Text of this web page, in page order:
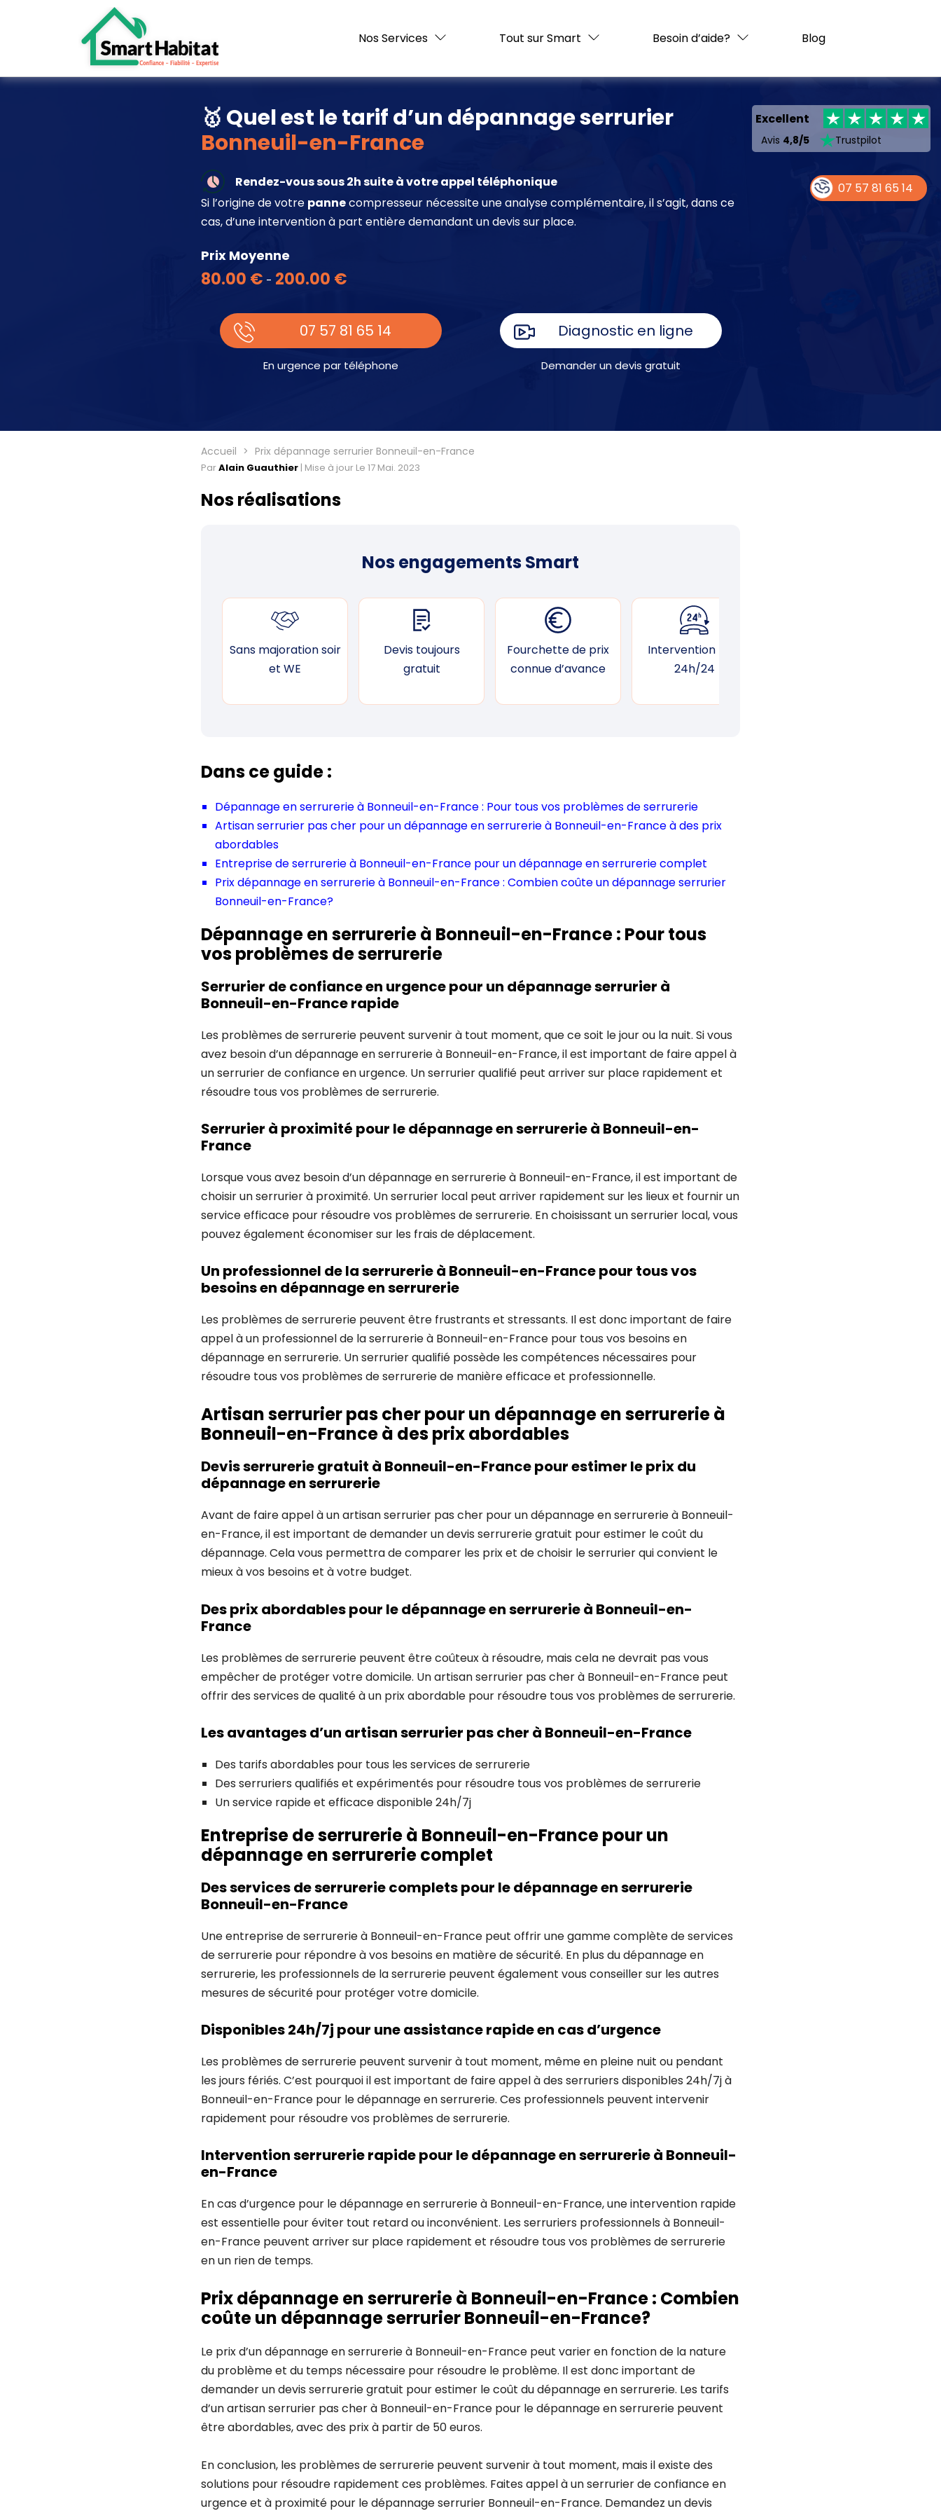
Nos Services Tout sur Smart Besoin d’aide? Blog
🥇 Quel est le tarif d’un dépannage serrurier
Bonneuil-en-France
Rendez-vous sous 2h suite à votre appel téléphonique
Si l’origine de votre pannecompresseur nécessite une analyse complémentaire, il s’agit, dans ce
cas, d’une intervention à part entière demandant un devis sur place.
Prix Moyenne
80.00 € - 200.00 €
07 57 81 65 14
En urgence par téléphone
Diagnostic en ligne
Demander un devis gratuit
Accueil Prix dépannage serrurier Bonneuil-en-France
ParAlain Guauthier | Mise à jour Le 17 Mai. 2023
Nos réalisations
Nos engagements Smart
Sans majoration soir
et WE
Devis toujours
gratuit
Fourchette de prix
connue d’avance
Intervention 7j/7,
24h/24
Dans ce guide :
Dépannage en serrurerie à Bonneuil-en-France : Pour tous vos problèmes de serrurerie
Artisan serrurier pas cher pour un dépannage en serrurerie à Bonneuil-en-France à des prix
abordables
Entreprise de serrurerie à Bonneuil-en-France pour un dépannage en serrurerie complet
Prix dépannage en serrurerie à Bonneuil-en-France : Combien coûte un dépannage serrurier
Bonneuil-en-France?
Dépannage en serrurerie à Bonneuil-en-France : Pour tous
vos problèmes de serrurerie
Serrurier de confiance en urgence pour un dépannage serrurier à
Bonneuil-en-France rapide
Les problèmes de serrurerie peuvent survenir à tout moment, que ce soit le jour ou la nuit. Si vous
avez besoin d’un dépannage en serrurerie à Bonneuil-en-France, il est important de faire appel à
un serrurier de confiance en urgence. Un serrurier qualifié peut arriver sur place rapidement et
résoudre tous vos problèmes de serrurerie.
Serrurier à proximité pour le dépannage en serrurerie à Bonneuil-en-
France
Lorsque vous avez besoin d’un dépannage en serrurerie à Bonneuil-en-France, il est important de
choisir un serrurier à proximité. Un serrurier local peut arriver rapidement sur les lieux et fournir un
service efficace pour résoudre vos problèmes de serrurerie. En choisissant un serrurier local, vous
pouvez également économiser sur les frais de déplacement.
Un professionnel de la serrurerie à Bonneuil-en-France pour tous vos
besoins en dépannage en serrurerie
Les problèmes de serrurerie peuvent être frustrants et stressants. Il est donc important de faire
appel à un professionnel de la serrurerie à Bonneuil-en-France pour tous vos besoins en
dépannage en serrurerie. Un serrurier qualifié possède les compétences nécessaires pour
résoudre tous vos problèmes de serrurerie de manière efficace et professionnelle.
Artisan serrurier pas cher pour un dépannage en serrurerie à
Bonneuil-en-France à des prix abordables
Devis serrurerie gratuit à Bonneuil-en-France pour estimer le prix du
dépannage en serrurerie
Avant de faire appel à un artisan serrurier pas cher pour un dépannage en serrurerie à Bonneuil-
en-France, il est important de demander un devis serrurerie gratuit pour estimer le coût du
dépannage. Cela vous permettra de comparer les prix et de choisir le serrurier qui convient le
mieux à vos besoins et à votre budget.
Des prix abordables pour le dépannage en serrurerie à Bonneuil-en-
France
Les problèmes de serrurerie peuvent être coûteux à résoudre, mais cela ne devrait pas vous
empêcher de protéger votre domicile. Un artisan serrurier pas cher à Bonneuil-en-France peut
offrir des services de qualité à un prix abordable pour résoudre tous vos problèmes de serrurerie.
Les avantages d’un artisan serrurier pas cher à Bonneuil-en-France
Des tarifs abordables pour tous les services de serrurerie
Des serruriers qualifiés et expérimentés pour résoudre tous vos problèmes de serrurerie
Un service rapide et efficace disponible 24h/7j
Entreprise de serrurerie à Bonneuil-en-France pour un
dépannage en serrurerie complet
Des services de serrurerie complets pour le dépannage en serrurerie
Bonneuil-en-France
Une entreprise de serrurerie à Bonneuil-en-France peut offrir une gamme complète de services
de serrurerie pour répondre à vos besoins en matière de sécurité. En plus du dépannage en
serrurerie, les professionnels de la serrurerie peuvent également vous conseiller sur les autres
mesures de sécurité pour protéger votre domicile.
Disponibles 24h/7j pour une assistance rapide en cas d’urgence
Les problèmes de serrurerie peuvent survenir à tout moment, même en pleine nuit ou pendant
les jours fériés. C’est pourquoi il est important de faire appel à des serruriers disponibles 24h/7j à
Bonneuil-en-France pour le dépannage en serrurerie. Ces professionnels peuvent intervenir
rapidement pour résoudre vos problèmes de serrurerie.
Intervention serrurerie rapide pour le dépannage en serrurerie à Bonneuil-
en-France
En cas d’urgence pour le dépannage en serrurerie à Bonneuil-en-France, une intervention rapide
est essentielle pour éviter tout retard ou inconvénient. Les serruriers professionnels à Bonneuil-
en-France peuvent arriver sur place rapidement et résoudre tous vos problèmes de serrurerie
en un rien de temps.
Prix dépannage en serrurerie à Bonneuil-en-France : Combien
coûte un dépannage serrurier Bonneuil-en-France?
Le prix d’un dépannage en serrurerie à Bonneuil-en-France peut varier en fonction de la nature
du problème et du temps nécessaire pour résoudre le problème. Il est donc important de
demander un devis serrurerie gratuit pour estimer le coût du dépannage en serrurerie. Les tarifs
d’un artisan serrurier pas cher à Bonneuil-en-France pour le dépannage en serrurerie peuvent
être abordables, avec des prix à partir de 50 euros.
En conclusion, les problèmes de serrurerie peuvent survenir à tout moment, mais il existe des
solutions pour résoudre rapidement ces problèmes. Faites appel à un serrurier de confiance en
urgence et à proximité pour le dépannage serrurier Bonneuil-en-France. Demandez un devis
Excellent
Avis 4,8/5 Trustpilot
07 57 81 65 14